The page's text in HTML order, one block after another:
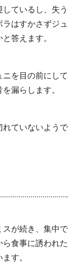
ているし、失う
はすかさずジュ
答えます。
を目の前にして
漏らします。
れていないようで
スが続き、集中で
食事に誘われた
す。